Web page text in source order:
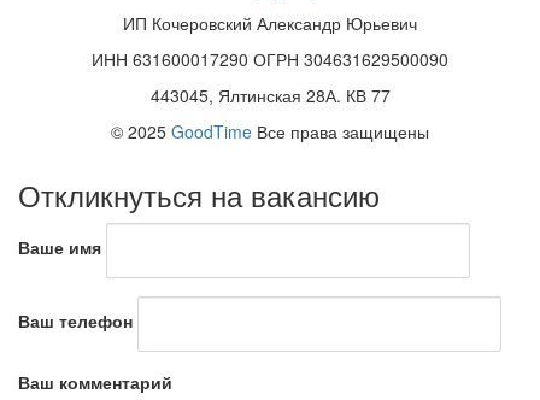
ИП Кочеровский Александр Юрьевич
ИНН 631600017290 ОГРН 304631629500090
443045, Ялтинская 28А. КВ 77
© 2025 GoodTime Все права защищены
Откликнуться на вакансию
Ваше имя
Ваш телефон
Ваш комментарий